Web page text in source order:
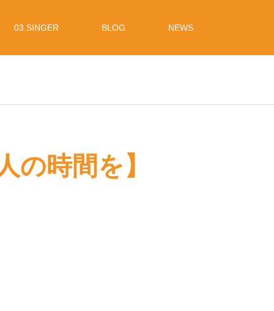
03.SINGER BLOG NEWS
の時間を】